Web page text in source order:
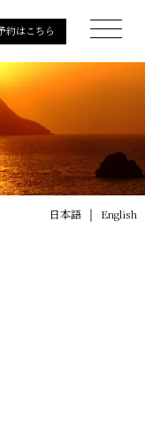
約はこちら
日本語 ｜ English